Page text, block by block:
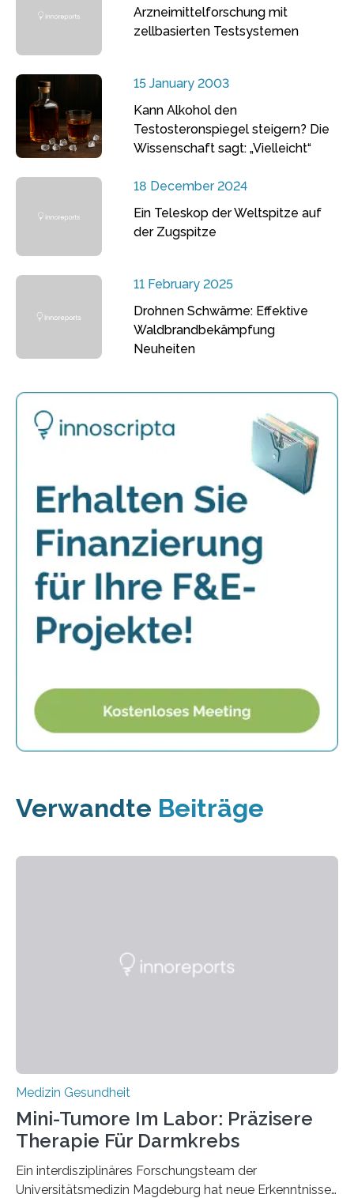
Arzneimittelforschung mit
zellbasierten Testsystemen
15 January 2003
Kann Alkohol den
Testosteronspiegel steigern? Die
Wissenschaft sagt: „Vielleicht“
18 December 2024
Ein Teleskop der Weltspitze auf
der Zugspitze
11 February 2025
Drohnen Schwärme: Effektive
Waldbrandbekämpfung
Neuheiten
Verwandte Beiträge
Medizin Gesundheit
Mini-Tumore Im Labor: Präzisere
Therapie Für Darmkrebs
Ein interdisziplinäres Forschungsteam der
Universitätsmedizin Magdeburg hat neue Erkenntnisse